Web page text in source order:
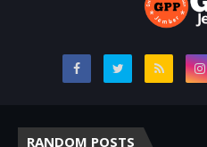
RANDOM POSTS